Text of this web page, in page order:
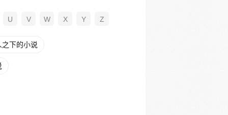
U V W X Y Z
下的小说